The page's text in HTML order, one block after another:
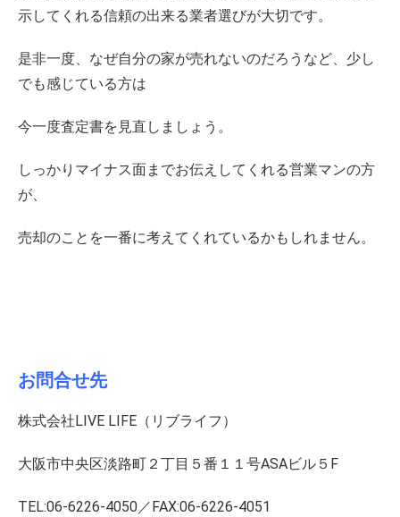
示してくれる信頼の出来る業者選びが大切です。
是非一度、なぜ自分の家が売れないのだろうなど、少し
でも感じている方は
今一度査定書を見直しましょう。
しっかりマイナス面までお伝えしてくれる営業マンの方
が、
売却のことを一番に考えてくれているかもしれません。
お問合せ先
株式会社LIVE LIFE（リブライフ）
大阪市中央区淡路町２丁目５番１１号ASAビル５F
TEL:06-6226-4050／FAX:06-6226-4051